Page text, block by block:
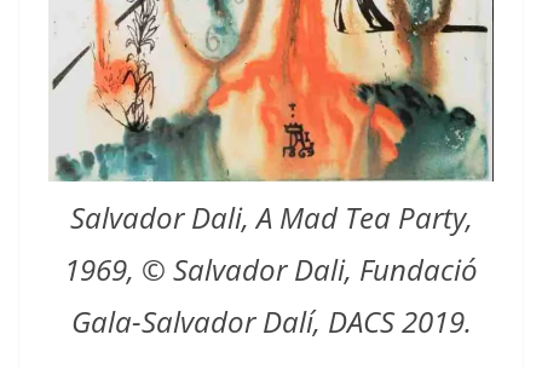
Salvador Dali, A Mad Tea Party,
1969, © Salvador Dali, Fundació
Gala-Salvador Dalí, DACS 2019.